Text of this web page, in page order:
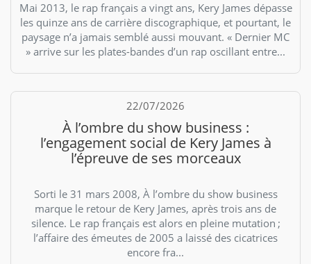
Mai 2013, le rap français a vingt ans, Kery James dépasse
les quinze ans de carrière discographique, et pourtant, le
paysage n’a jamais semblé aussi mouvant. « Dernier MC
» arrive sur les plates-bandes d’un rap oscillant entre...
22/07/2026
À l’ombre du show business :
l’engagement social de Kery James à
l’épreuve de ses morceaux
Sorti le 31 mars 2008, À l’ombre du show business
marque le retour de Kery James, après trois ans de
silence. Le rap français est alors en pleine mutation ;
l’affaire des émeutes de 2005 a laissé des cicatrices
encore fra...